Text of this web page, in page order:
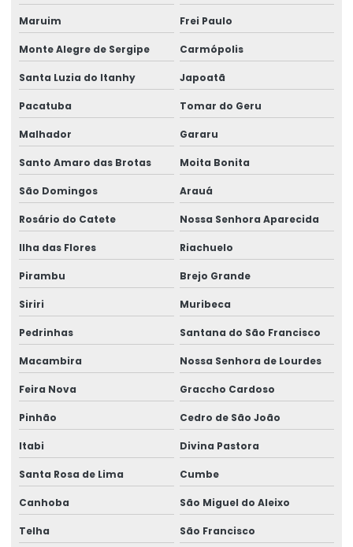
Maruim Frei Paulo
Monte Alegre de Sergipe Carmópolis
Santa Luzia do Itanhy Japoatã
Pacatuba Tomar do Geru
Malhador Gararu
Santo Amaro das Brotas Moita Bonita
São Domingos Arauá
Rosário do Catete Nossa Senhora Aparecida
Ilha das Flores Riachuelo
Pirambu Brejo Grande
Siriri Muribeca
Pedrinhas Santana do São Francisco
Macambira Nossa Senhora de Lourdes
Feira Nova Graccho Cardoso
Pinhão Cedro de São João
Itabi Divina Pastora
Santa Rosa de Lima Cumbe
Canhoba São Miguel do Aleixo
Telha São Francisco